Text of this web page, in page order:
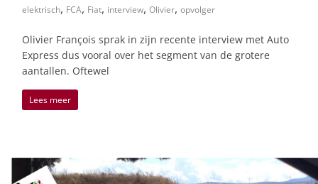
elektrisch, FCA, Fiat, interview, Olivier, opvolger
Olivier François sprak in zijn recente interview met Auto
Express dus vooral over het segment van de grotere
aantallen. Oftewel
Lees meer